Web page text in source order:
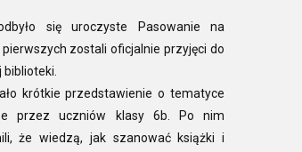
się uroczyste Pasowanie na
zostali oficjalnie przyjęci do
krótkie przedstawienie o tematyce
przez uczniów klasy 6b. Po nim
że wiedzą, jak szanować książki i